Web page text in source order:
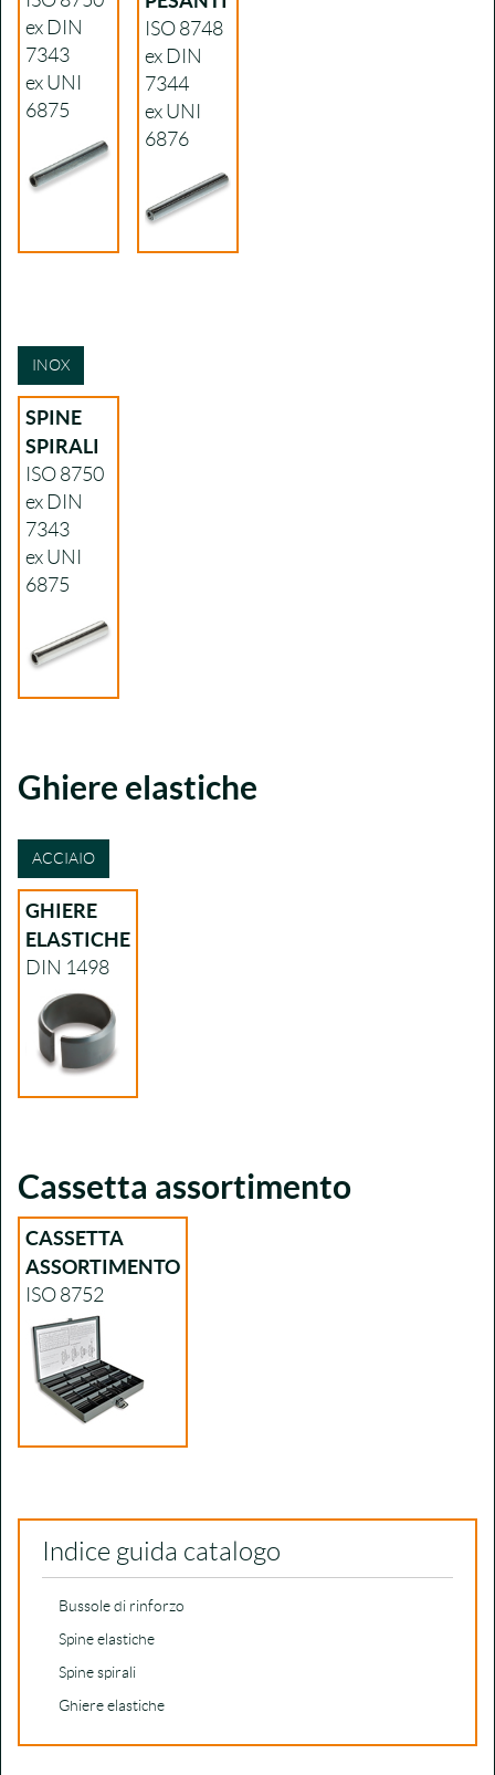
ex DIN
7343
ex UNI
6875
ISO 8748
ex DIN
7344
ex UNI
6876
INOX
SPINE
SPIRALI
ISO 8750
ex DIN
7343
ex UNI
6875
Ghiere elastiche
ACCIAIO
GHIERE
ELASTICHE
DIN 1498
Cassetta assortimento
CASSETTA
ASSORTIMENTO
ISO 8752
Indice guida catalogo
Bussole di rinforzo
Spine elastiche
Spine spirali
Ghiere elastiche